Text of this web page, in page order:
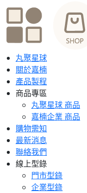
丸聚星球
關於嘉楠
產品製程
商品專區
丸聚星球 商品
嘉楠企業 商品
購物需知
最新消息
聯絡我們
線上型錄
門市型錄
企業型錄